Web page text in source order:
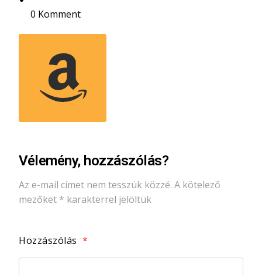
0 Komment
Vélemény, hozzászólás?
Az e-mail címet nem tesszük közzé. A kötelező
mezőket * karakterrel jelöltük
Hozzászólás *